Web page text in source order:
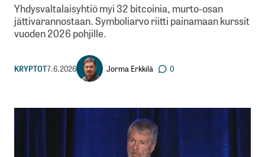
Yhdysvaltalaisyhtiö myi 32 bitcoinia, murto-osan
jättivarannostaan. Symboliarvo riitti painamaan kurssit
vuoden 2026 pohjille.
KRYPTOT7.6.2026 Jorma Erkkilä 0